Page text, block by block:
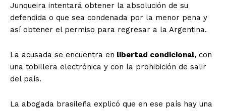
Junqueira intentará obtener la absolución de su
defendida o que sea condenada por la menor pena y
así obtener el permiso para regresar a la Argentina.
La acusada se encuentra en libertad condicional, con
una tobillera electrónica y con la prohibición de salir
del país.
La abogada brasileña explicó que en ese país hay una